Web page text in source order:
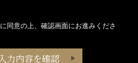
に同意の上、確認画面にお進みくださ